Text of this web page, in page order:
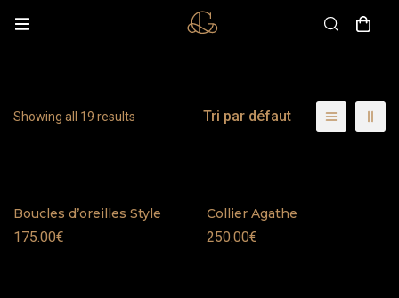
Showing all 19 results Tri par défaut
Boucles d’oreilles Style
175.00€
Collier Agathe
250.00€